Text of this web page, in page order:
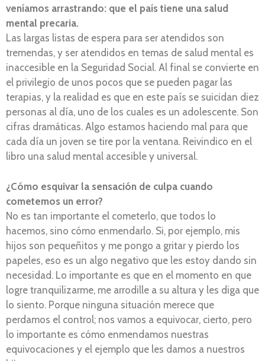
veníamos arrastrando: que el país tiene una salud
mental precaria.
Las largas listas de espera para ser atendidos son
tremendas, y ser atendidos en temas de salud mental es
inaccesible en la Seguridad Social. Al final se convierte en
el privilegio de unos pocos que se pueden pagar las
terapias, y la realidad es que en este país se suicidan diez
personas al día, uno de los cuales es un adolescente. Son
cifras dramáticas. Algo estamos haciendo mal para que
cada día un joven se tire por la ventana. Reivindico en el
libro una salud mental accesible y universal.
¿Cómo esquivar la sensación de culpa cuando
cometemos un error?
No es tan importante el cometerlo, que todos lo
hacemos, sino cómo enmendarlo. Si, por ejemplo, mis
hijos son pequeñitos y me pongo a gritar y pierdo los
papeles, eso es un algo negativo que les estoy dando sin
necesidad. Lo importante es que en el momento en que
logre tranquilizarme, me arrodille a su altura y les diga que
lo siento. Porque ninguna situación merece que
perdamos el control; nos vamos a equivocar, cierto, pero
lo importante es cómo enmendamos nuestras
equivocaciones y el ejemplo que les damos a nuestros